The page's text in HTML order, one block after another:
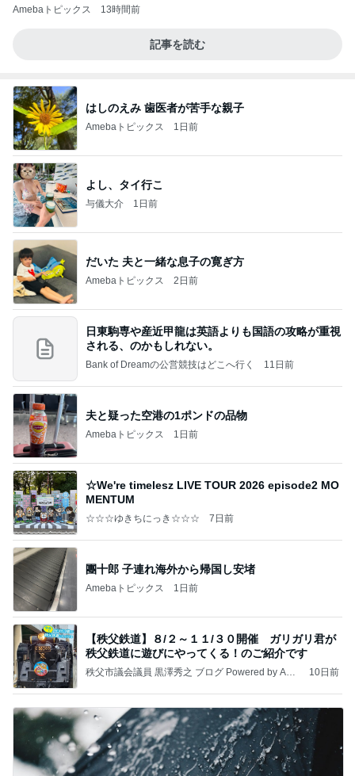
Amebaトピックス 13時間前
記事を読む
はしのえみ 歯医者が苦手な親子
Amebaトピックス 1日前
よし、タイ行こ
与儀大介 1日前
だいた 夫と一緒な息子の寛ぎ方
Amebaトピックス 2日前
日東駒専や産近甲龍は英語よりも国語の攻略が重視
される、のかもしれない。
Bank of Dreamの公営競技はどこへ行く 11日前
夫と疑った空港の1ポンドの品物
Amebaトピックス 1日前
☆We're timelesz LIVE TOUR 2026 episode2 MO
MENTUM
☆☆☆ゆきちにっき☆☆☆ 7日前
團十郎 子連れ海外から帰国し安堵
Amebaトピックス 1日前
【秩父鉄道】８/２～１１/３０開催 ガリガリ君が
秩父鉄道に遊びにやってくる！のご紹介です
秩父市議会議員 黒澤秀之 ブログ Powered by Ame
10日前